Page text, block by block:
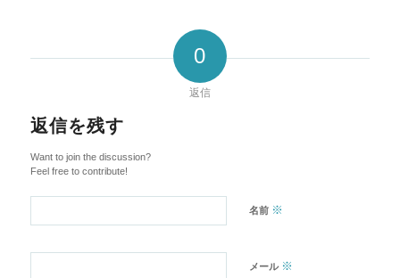
0
返信
返信を残す
Want to join the discussion?
Feel free to contribute!
名前 ※
メール ※